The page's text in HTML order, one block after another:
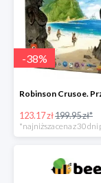
-38%
123.17 zł199.95 zł*